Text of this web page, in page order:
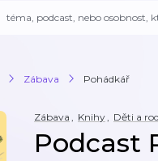
Zábava Pohádkář
Zábava , Knihy, Děti a
Podcast